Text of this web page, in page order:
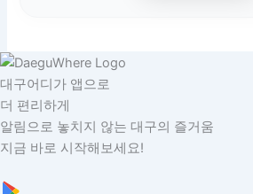
대구어디가 앱으로
더 편리하게
알림으로 놓치지 않는 대구의 즐거움
지금 바로 시작해보세요!